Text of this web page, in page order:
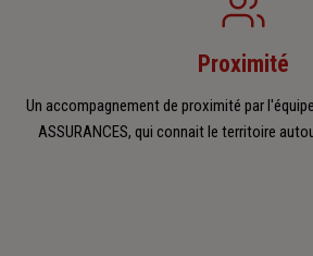
Proximité
Un accompagnement de proximité par
ASSURANCES, qui connait le territoire